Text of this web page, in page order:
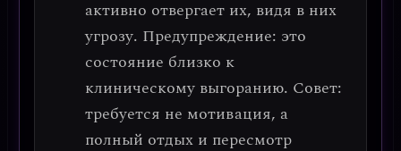
активно отвергает их, видя в них
угрозу. Предупреждение: это
состояние близко к
клиническому выгоранию. Совет:
требуется не мотивация, а
полный отдых и пересмотр